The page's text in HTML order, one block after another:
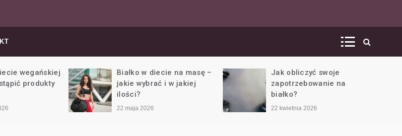
i odżywkach na
siłownię
wegańskiej
produkty
Białko w diecie na masę –
jakie wybrać i w jakiej
ilości?
22 maja 2026
Jak obliczyć swoje
zapotrzebowanie na
białko?
22 kwietnia 2026